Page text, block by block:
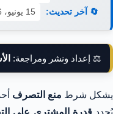
🔄 آخر تحديث:
15 يونيو، 2026
⚖️ إعداد ونشر ومراجعة:
يشكل شرط منع التصرف